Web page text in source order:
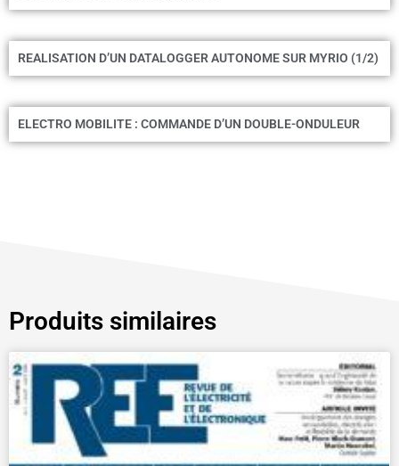
REALISATION D’UN DATALOGGER AUTONOME SUR MYRIO (1/2)
ELECTRO MOBILITE : COMMANDE D’UN DOUBLE-ONDULEUR
Produits similaires